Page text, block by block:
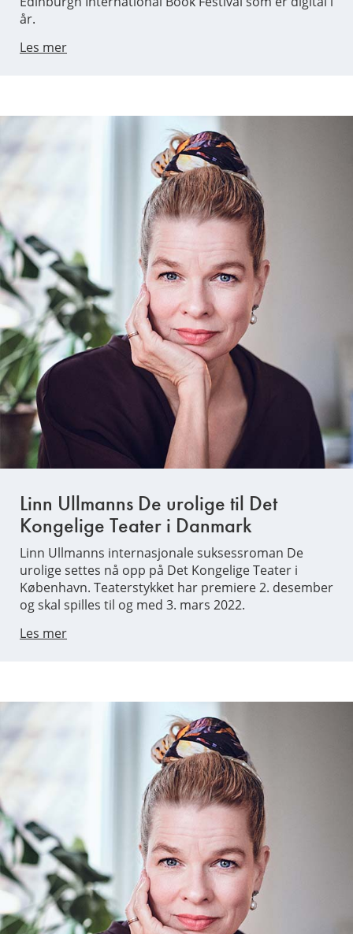
år.
Les mer
Linn Ullmanns De urolige til Det
Kongelige Teater i Danmark
Linn Ullmanns internasjonale suksessroman De
urolige settes nå opp på Det Kongelige Teater i
København. Teaterstykket har premiere 2. desember
og skal spilles til og med 3. mars 2022.
Les mer